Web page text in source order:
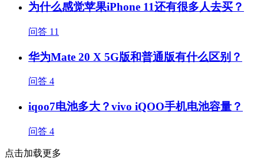
为什么感觉苹果iPhone 11还有很多人去买？
问答 11
华为Mate 20 X 5G版和普通版有什么区别？
问答 4
iqoo7电池多大？vivo iQOO手机电池容量？
问答 4
点击加载更多